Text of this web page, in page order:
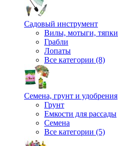
Садовый инструмент
Вилы, мотыги, тяпки
Грабли
Лопаты
Все категории (8)
Семена, грунт и удобрения
Грунт
Емкости для рассады
Семена
Все категории (5)